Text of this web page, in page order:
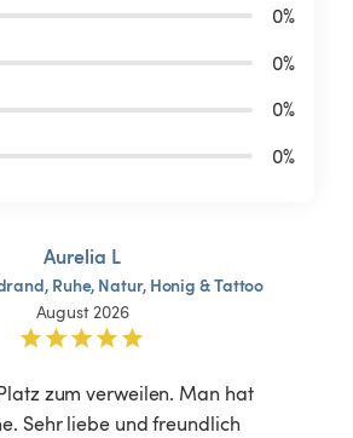
0%
0%
0%
0%
Aurelia L
Ruhe, Natur, Honig &Tattoo
August 2026
zum verweilen. Man hat
Sehr liebe und freundlich